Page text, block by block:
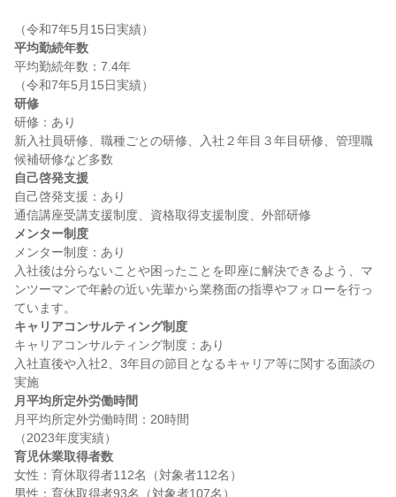
平均勤続年数
平均勤続年数：7.4年
研修
研修：あり
新入社員研修、職種ごとの研修、入社２年目３年目研修、管理職
自己啓発支援
自己啓発支援：あり
メンター制度
メンター制度：あり
入社後は分らないことや困ったことを即座に解決できるよう、マ
ンツーマンで年齢の近い先輩から業務面の指導やフォローを行っ
キャリアコンサルティング制度
キャリアコンサルティング制度：あり
入社直後や入社2、3年目の節目となるキャリア等に関する面談の
月平均所定外労働時間
月平均所定外労働時間：20時間
育児休業取得者数
女性：育休取得者112名（対象者112名）
男性：育休取得者93名（対象者107名）